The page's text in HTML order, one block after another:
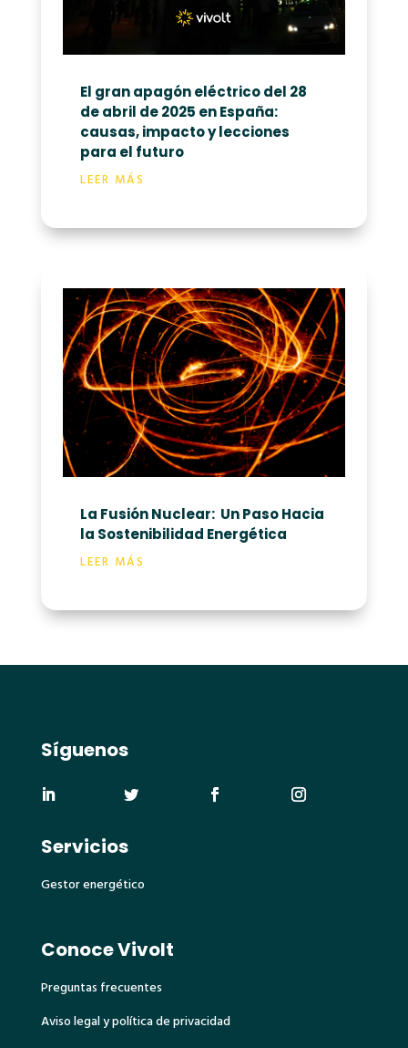
El gran apagón eléctrico del 28
de abril de 2025 en España:
causas, impacto y lecciones
para el futuro
LEER MÁS
La Fusión Nuclear: Un Paso Hacia
la Sostenibilidad Energética
LEER MÁS
Servicios
Gestor energético
Conoce Vivolt
Preguntas frecuentes
Aviso legal y política de privacidad
Síguenos